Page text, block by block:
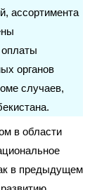
ассортимента
органов
случаев,
в области
в предыдущем